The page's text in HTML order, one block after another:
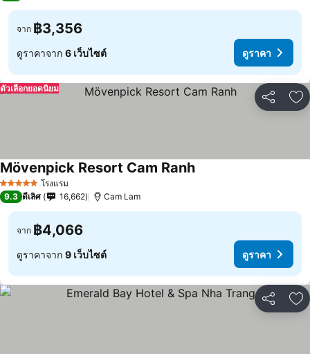
จาก ฿3,356
ดูราคาจาก 6 เว็บไซต์ ดูราคา
แชร์ เ
ตัวเลือกยอดนิยม
5 ดาว โรงแรม
Mövenpick Resort Cam Ranh
9.3 ดีเลิศ 16,662 Cam Lam
จาก ฿4,066
ดูราคาจาก 9 เว็บไซต์ ดูราคา
แชร์ เ